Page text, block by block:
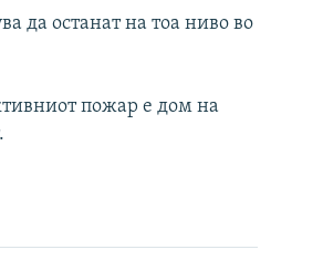
да останат на тоа ниво во
пожар е дом на